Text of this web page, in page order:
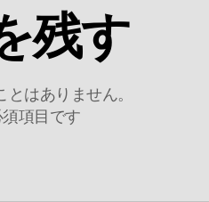
残す
はありません。
項目です